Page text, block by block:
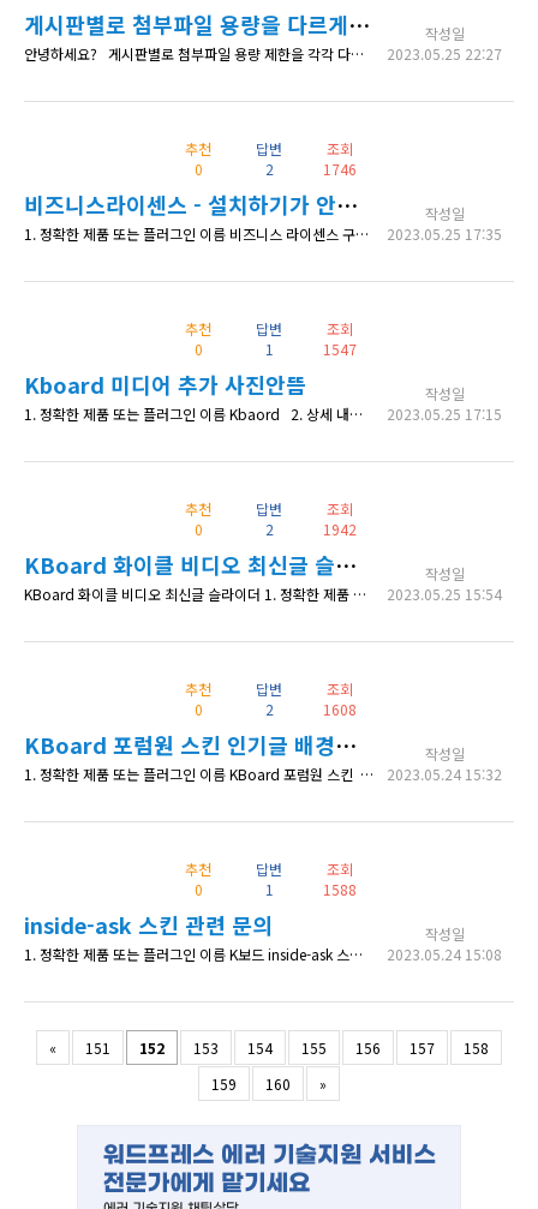
게시판별로 첨부파일 용량을 다르게 설정할 수 있나요?
안녕하세요? 게시판별로 첨부파일 용량 제한을 각각 다르게 설정할 수 있는지 문의드립니다. 예를 들면 게시판1 - 첨부파일 용량 제한 5메가바이트 게시판2 - 첨부파일 용량 제한 10메가바이트 등으로 설정할 수 있는지 궁금합니다. 감사합니다.
작성일
2023.05.25 22:27
추천
0
답변
2
조회
1746
비즈니스라이센스 - 설치하기가 안되는 문제
1. 정확한 제품 또는 플러그인 이름 비즈니스 라이센스 구매 후 모든 플러그인들 2. 상세 내용 비즈니스 라이센스 구매 후 이용중이었는데 오늘 새로운 홈페이지에 플러그인을 설치하려 하니 (스토어 탭에 있는 KBoard 에스크원 상담 스킨/KBoard 크로스 캘린더 스킨 등등) 구매되지 않은 상품입니다. 상품을 구매해주세요. 라는 문구가 계속해서 뜹니다. K보드 게시판과 댓글은 이미 설치되어있습니다. 3. 확인
작성일
2023.05.25 17:35
추천
0
답변
1
조회
1547
Kboard 미디어 추가 사진안뜸
1. 정확한 제품 또는 플러그인 이름 Kbaord 2. 상세 내용 게시판에서 글쓰기 기능으로 글을 업로드 할때 사진 첨부를 'Kboard 미디어 추가' 를 눌러서 하였습니다. 근데 그 글에 사진이 안뜨는 문제가 있습니다. 선택한 이미지를 본문에 삽입했습니다. 창을 닫을까요?라는 팝업도 잘 뜨는데요 ㅠㅠ 혹시 이 문제 해결경험이 있으신 분이 계실까요? 3. 확인 가능한 상세 페이지 주소 사이트를 아직
작성일
2023.05.25 17:15
추천
0
답변
2
조회
1942
KBoard 화이클 비디오 최신글 슬라이더 빈화면 오류
KBoard 화이클 비디오 최신글 슬라이더 1. 정확한 제품 또는 플러그인 이름 KBoard 화이클 비디오 최신글 슬라이더 2. 상세 내용 어제 환불받았다가.. 이 플러그인이 아니면 방법이 없을 것 같아 재문의 드립니다ㅠㅠ 디버그 모드로 오류체크를 해보려했는데 wp-config파일에 디버그 구문이 없고 따로 추가해서도 작동이 안됐습니다. (디버그가 안되는 건 처음이라 어떻게 해야할지,,;) 플러그인 비활성화 테마 비활성화
작성일
2023.05.25 15:54
추천
0
답변
2
조회
1608
KBoard 포럼원 스킨 인기글 배경색 바꾸는 방법
1. 정확한 제품 또는 플러그인 이름 KBoard 포럼원 스킨 2. 상세 내용 현재 업데이트 해주신대로 인기글 표시는 잘 되어있는 상황입니다. 혹시 게시판에서 [인기글]이라고 표시 되어있는 글에 배경색을 바꾸는 방법이 있을까요? 다른 일반글과 배경색이 같아 구분하기 힘들어 색을 바꿔보려 합니다. 항상 친절한 솔루션 감사드립니다.
작성일
2023.05.24 15:32
추천
0
답변
1
조회
1588
inside-ask 스킨 관련 문의
1. 정확한 제품 또는 플러그인 이름 K보드 inside-ask 스킨 2. 상세 내용 페이지 하단 Online Reporting 영역에 iframe으로 삽입한 버튼 영역의 kboard div height가 250px로 지정되어 있는데, 어느 문서에서 수정 가능한 지 확인 요청드립니다. 3. 확인 가능한 상세 페이지 주소 Ethics and Compliance V3 - Magnachip Semiconducto
작성일
2023.05.24 15:08
« 151 152 153 154 155 156 157
158
159
160 »